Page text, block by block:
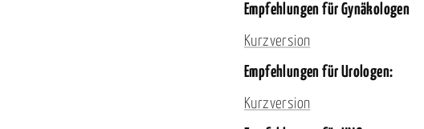
Empfehlungen für Gynäkologen
Kurzversion
Empfehlungen für Urologen:
Kurzversion